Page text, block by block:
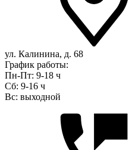
ул. Калинина, д. 68
График работы:
Пн-Пт: 9-18 ч
Сб: 9-16 ч
Вс: выходной